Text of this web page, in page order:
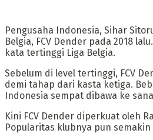
‎Pengusaha Indonesia, Sihar
Belgia, FCV Dender pada 2018
kata tertinggi Liga Belgia.
‎Sebelum di level tertinggi, FCV
demi tahap dari kasta ketiga.
Indonesia sempat dibawa ke
‎Kini FCV Dender diperkuat oleh
Popularitas klubnya pun